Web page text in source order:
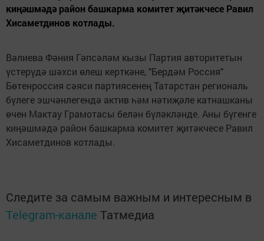
киңәшмәдә район башкарма комитет җитәкчесе Равил
Хисаметдинов котлады.
Вәлиева Фәния Гәпсәләм кызы Партия авторитетын
үстерүдә шәхси өлеш керткәне, "Бердәм Россия"
Бөтенроссия сәяси партиясенең Татарстан региональ
бүлеге эшчәнлегендә актив һәм нәтиҗәле катнашканы
өчен Мактау Грамотасы белән бүләкләнде. Аны бүгенге
киңәшмәдә район башкарма комитет җитәкчесе Равил
Хисаметдинов котлады.
Следите за самым важным и интересным в
Telegram-канале Татмедиа